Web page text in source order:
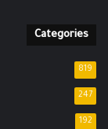
Categories
819
247
192